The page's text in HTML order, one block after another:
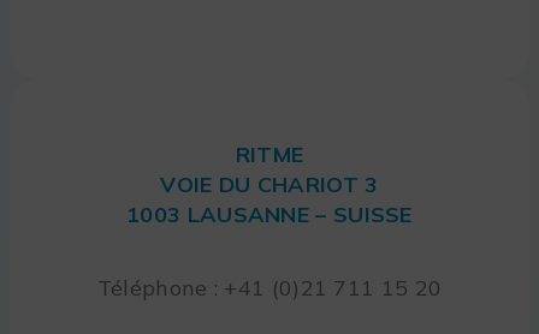
RITME
VOIE DU CHARIOT 3
1003 LAUSANNE – SUISSE
Téléphone : +41 (0)21 711 15 20